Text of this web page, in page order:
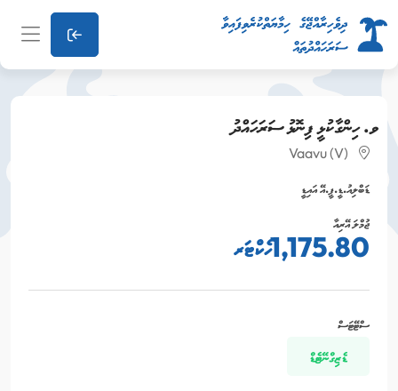
ވ. ހިންގާކުޅީ ފިނޮޅު ސަރަހައްދު
Vaavu (V)
ޑަބްލިއު.ޑީ.ޕީ.އޭ އައިޑީ
ޖުމްލަ އޭރިއާ
1,175.80 ހެކްޓަރ
ސްޓޭޓަސް
ޑެޒިގްނޭޓެޑް